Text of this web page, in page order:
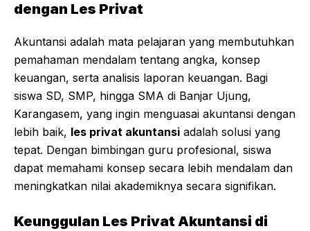
dengan Les Privat
Akuntansi adalah mata pelajaran yang membutuhkan
pemahaman mendalam tentang angka, konsep
keuangan, serta analisis laporan keuangan. Bagi
siswa SD, SMP, hingga SMA di Banjar Ujung,
Karangasem, yang ingin menguasai akuntansi dengan
lebih baik, les privat akuntansi adalah solusi yang
tepat. Dengan bimbingan guru profesional, siswa
dapat memahami konsep secara lebih mendalam dan
meningkatkan nilai akademiknya secara signifikan.
Keunggulan Les Privat Akuntansi di